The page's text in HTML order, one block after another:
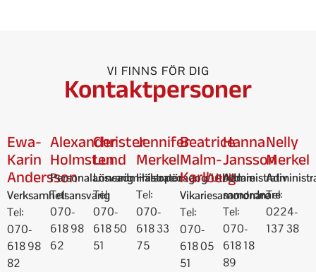
VI FINNS FÖR DIG
Kontaktpersoner
Ewa-
Karin
Andersson
Verksamhetsansvarig
Tel:
070-
618 98
82
Alexander
Holmsten
Personalansvarig
Tel:
070-
618 98
62
Christer
Lund
Löneadministratör
Tel:
070-
618 50
51
Jennifer
Merkel
Hälsopedagog/Utbildare
Tel:
070-
618 33
75
Beatrice
Malm-
Karlberg
Vikariesamordnare
Tel:
070-
618 05
51
Hanna
Jansson
Administrativ
samordnare
Tel:
070-
618 18
89
Nelly
Merkel
Tel:
0224-
137 38